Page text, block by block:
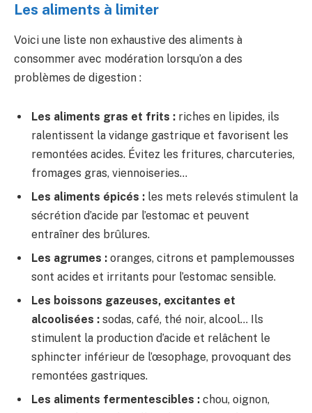
Les aliments à limiter
Voici une liste non exhaustive des aliments à
consommer avec modération lorsqu’on a des
problèmes de digestion :
Les aliments gras et frits : riches en lipides, ils
ralentissent la vidange gastrique et favorisent les
remontées acides. Évitez les fritures, charcuteries,
fromages gras, viennoiseries…
Les aliments épicés : les mets relevés stimulent la
sécrétion d’acide par l’estomac et peuvent
entraîner des brûlures.
Les agrumes : oranges, citrons et pamplemousses
sont acides et irritants pour l’estomac sensible.
Les boissons gazeuses, excitantes et
alcoolisées : sodas, café, thé noir, alcool… Ils
stimulent la production d’acide et relâchent le
sphincter inférieur de l’œsophage, provoquant des
remontées gastriques.
Les aliments fermentescibles : chou, oignon,